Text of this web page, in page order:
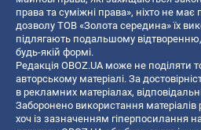
права та суміжні права», ніхто не
дозволу ТОВ «Золота середина» їх
підлягають подальшому
будь-якій формі.
Редакція OBOZ.UA може не поділяти
авторському матеріалі. За
в рекламних матеріалах,
Заборонено використання
хоч із зазначенням гіперпосилання